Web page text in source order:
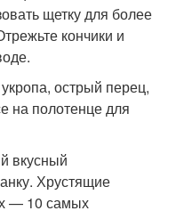
щетку для более
кончики и
острый перец,
на полотенце для